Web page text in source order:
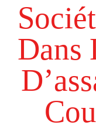
Dans